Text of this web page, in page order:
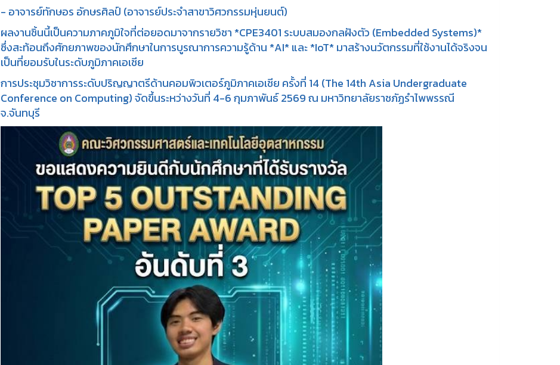
- อาจารย์ทักษอร อักษรศิลป์ (อาจารย์ประจำสาขาวิศวกรรมหุ่นยนต์)
ผลงานชิ้นนี้เป็นความภาคภูมิใจที่ต่อยอดมาจากรายวิชา *CPE3401 ระบบสมองกลฝังตัว (Embedded Systems)*
ซึ่งสะท้อนถึงศักยภาพของนักศึกษาในการบูรณาการความรู้ด้าน *AI* และ *IoT* มาสร้างนวัตกรรมที่ใช้งานได้จริงจน
เป็นที่ยอมรับในระดับภูมิภาคเอเชีย
การประชุมวิชาการระดับปริญญาตรีด้านคอมพิวเตอร์ภูมิภาคเอเชีย ครั้งที่ 14 (The 14th Asia Undergraduate
Conference on Computing) จัดขึ้นระหว่างวันที่ 4-6 กุมภาพันธ์ 2569 ณ มหาวิทยาลัยราชภัฏรำไพพรรณี
จ.จันทบุรี